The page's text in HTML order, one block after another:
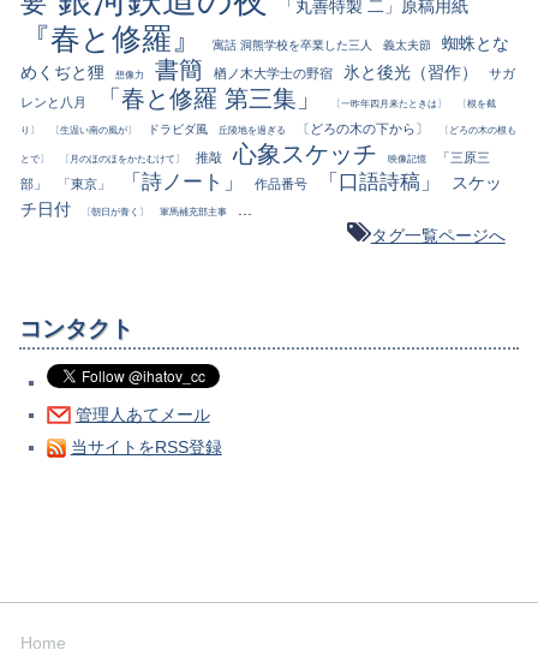
「丸善特製 二」原稿用紙
『春と修羅』 寓話 洞熊学校を卒業した三人 義太夫節
蜘蛛とな
めくぢと狸
想像力 書簡 楢ノ木大学士の野宿 氷と後光（習作）
サガ
レンと八月
「春と修羅 第三集」 〔一昨年四月来たときは〕 〔根を截
り〕 〔生温い南の風が〕 ドラビダ風 丘陵地を過ぎる 〔どろの木の下から〕 〔どろの木の根も
とで〕 〔月のほのほをかたむけて〕 推敲 心象スケッチ 映像記憶
「三原三
部」
「東京」 「詩ノート」 作品番号 「口語詩稿」
スケッ
チ日付
〔朝日が青く〕 軍馬補充部主事
...
タグ一覧ページへ
コンタクト
管理人あてメール
当サイトをRSS登録
Home